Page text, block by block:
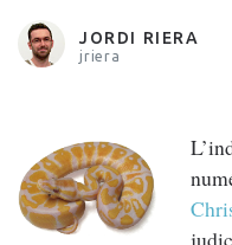
JORDI RIERA
jriera